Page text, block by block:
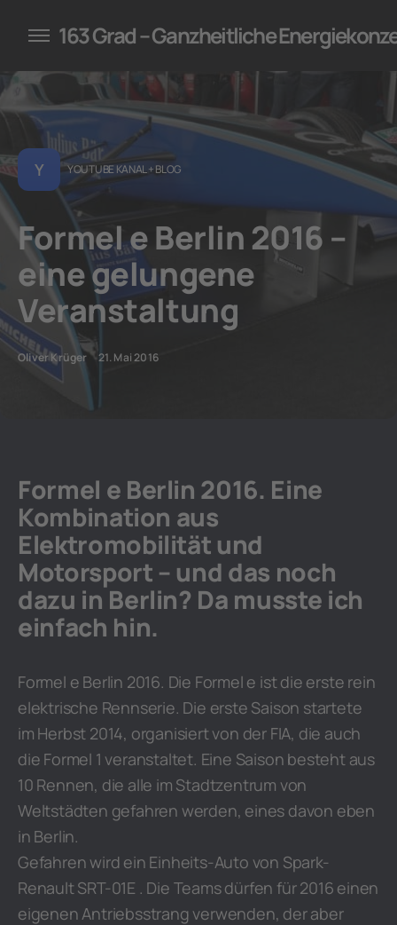
für Unternehmen
163 Grad – Ganzheitliche
Y YOUTUBE KANAL + BLOG
Formel e Berlin 2016 –
eine gelungene
Veranstaltung
Oliver Krüger 21. Mai 2016
Formel e Berlin 2016. Eine
Kombination aus
Elektromobilität und
Motorsport – und das noch
dazu in Berlin? Da musste ich
einfach hin.
Formel e Berlin 2016. Die Formel e ist die erste rein
elektrische Rennserie. Die erste Saison startete
im Herbst 2014, organisiert von der FIA, die auch
die Formel 1 veranstaltet. Eine Saison besteht aus
10 Rennen, die alle im Stadtzentrum von
Weltstädten gefahren werden, eines davon eben
in Berlin.
Gefahren wird ein Einheits-Auto von Spark-
Renault SRT-01E . Die Teams dürfen für 2016 einen
eigenen Antriebsstrang verwenden, der aber